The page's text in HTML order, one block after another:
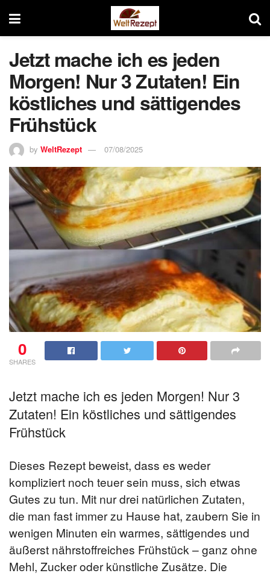
Jetzt mache ich es jeden
Morgen! Nur 3 Zutaten! Ein
köstliches und sättigendes
Frühstück
by WeltRezept 07/08/2025
0
SHARES
Jetzt mache ich es jeden Morgen! Nur 3
Zutaten! Ein köstliches und sättigendes
Frühstück
Dieses Rezept beweist, dass es weder
kompliziert noch teuer sein muss, sich etwas
Gutes zu tun. Mit nur drei natürlichen Zutaten,
die man fast immer zu Hause hat, zaubern Sie in
wenigen Minuten ein warmes, sättigendes und
äußerst nährstoffreiches Frühstück – ganz ohne
Mehl, Zucker oder künstliche Zusätze. Die